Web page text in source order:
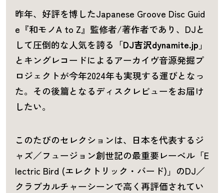
昨年、好評を博したJapanese Groove Disc Guid
e『和モノA to Z』監修者/著作者であり、DJと
して圧倒的な人気を誇る「DJ吉沢dynamite.jp 」
とキングレコードによるアーカイヴ音源発掘プ
ロジェクトが今年2024年も実現する運びとなっ
た。その後篇となるディスクレビューをお届け
したい。
このたびのセレクションは、日本を代表するジ
ャズ／フュージョン創世記の最重要レーベル「E
lectric Bird (エレクトリック・バード)」のDJ／
クラブカルチャーシーンで高く再評価されてい